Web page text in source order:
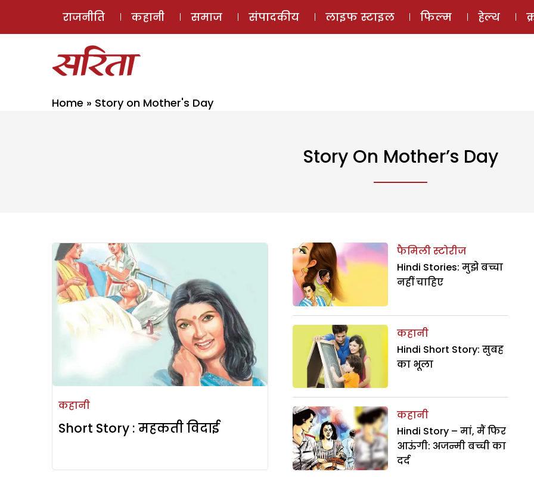
ई-मैगज़ीन
राजनीति कहानी समाज संपादकीय लाइफ स्टाइल फिल्म हेल्थ
Home » Story on Mother's Day
Story On Mother’s Day
कहानी
Short Story : महकती विदाई
फैमिली स्टोरीज
Hindi Stories: मुझे बच्चा
नहीं चाहिए
कहानी
Hindi Short Story: सुबह
का भूला
कहानी
Hindi Story – मां, मैं फिर
आऊंगी: अजन्मी बच्ची का
दर्द